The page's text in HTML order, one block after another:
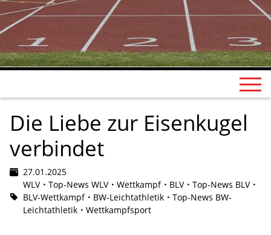
Die Liebe zur Eisenkugel
verbindet
27.01.2025
WLV
Top-News WLV Wettkampf BLV
Top-News BLV
BLV-Wettkampf
BW-Leichtathletik
Top-News BW-
Leichtathletik
Wettkampfsport